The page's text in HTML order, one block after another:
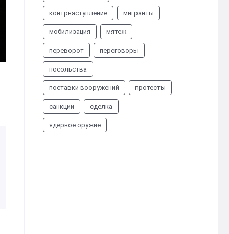
контрнаступление мигранты
мобилизация мятеж
переворот переговоры
посольства
поставки вооружений протесты
санкции сделка
ядерное оружие